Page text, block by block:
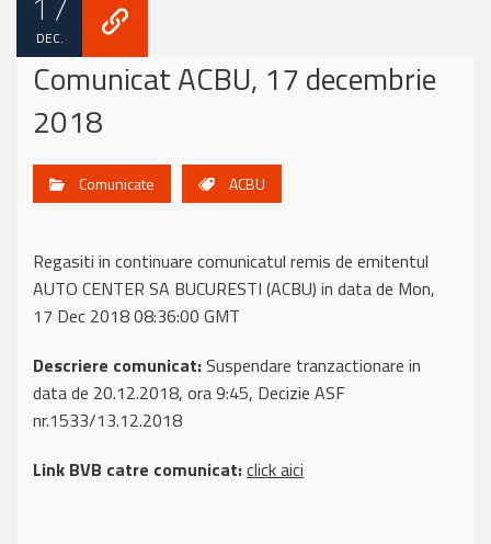
DEC.
Comunicat ACBU, 17 decembrie
2018
Comunicate ACBU
Regasiti in continuare comunicatul remis de emitentul
AUTO CENTER SA BUCURESTI (ACBU) in data de Mon,
17 Dec 2018 08:36:00 GMT
Descriere comunicat:Suspendare tranzactionare in
data de 20.12.2018, ora 9:45, Decizie ASF
nr.1533/13.12.2018
Link BVB catre comunicat:click aici